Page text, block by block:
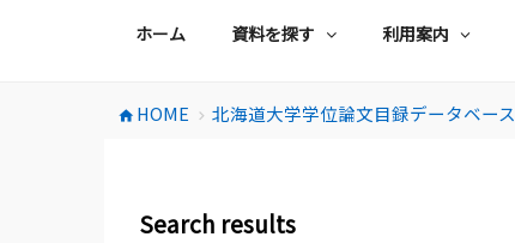
ホーム 資料を探す 利用案内
home HOME chevron_right 北海道大学学位論文目録データベース
Search results